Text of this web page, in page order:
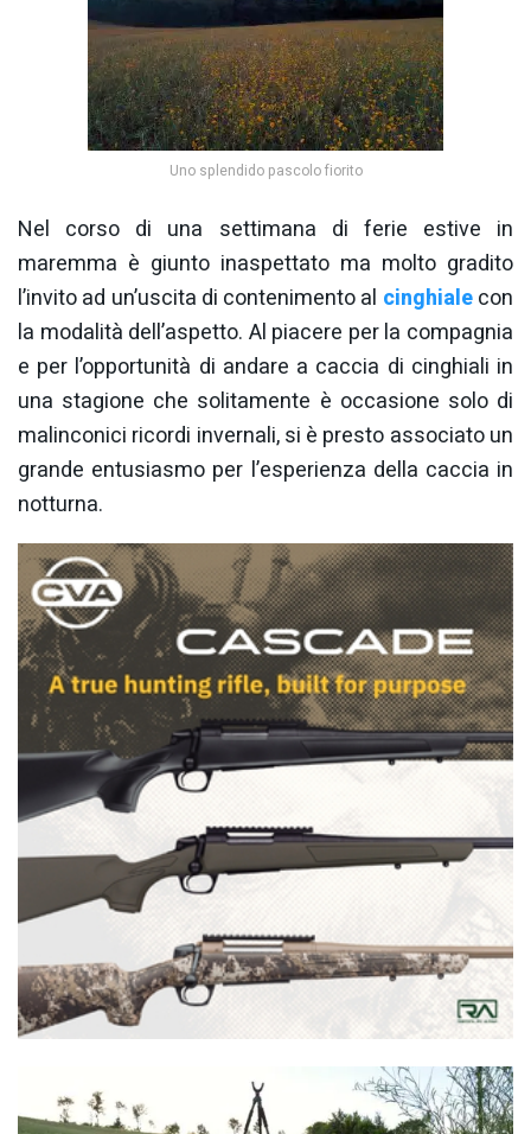
Uno splendido pascolo fiorito
Nel corso di una settimana di ferie estive in
maremma è giunto inaspettato ma molto gradito
l’invito ad un’uscita di contenimento al cinghialecon
la modalità dell’aspetto. Al piacere per la compagnia
e per l’opportunità di andare a caccia di cinghiali in
una stagione che solitamente è occasione solo di
malinconici ricordi invernali, si è presto associato un
grande entusiasmo per l’esperienza della caccia in
notturna.